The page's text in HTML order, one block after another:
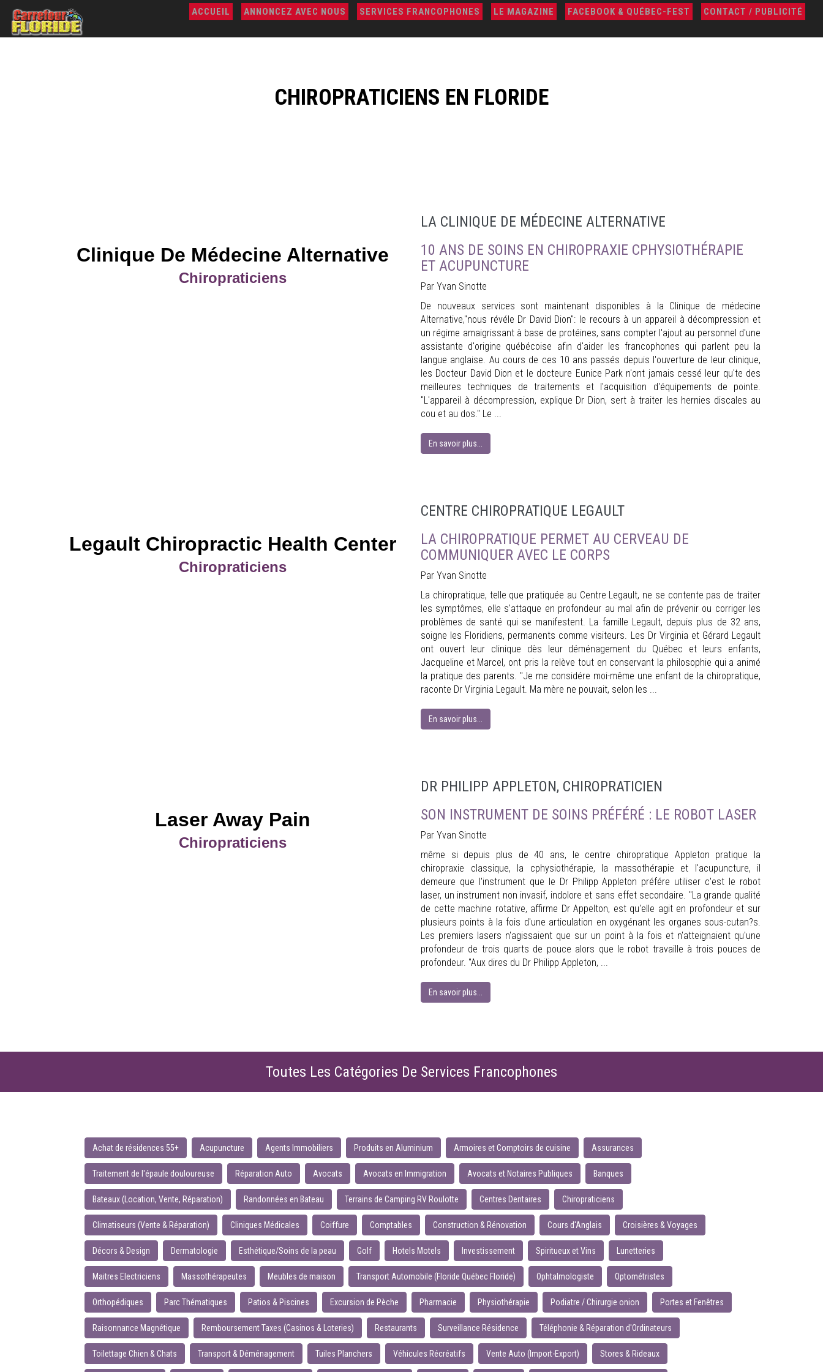
ACCUEIL ANNONCEZ AVEC NOUS SERVICES FRANCOPHONES LE MAGAZINE FACEBOOK & QUÉBEC-FEST CONTACT / PUBLICITÉ
CHIROPRATICIENS EN FLORIDE
Clinique De Médecine Alternative
Chiropraticiens
LA CLINIQUE DE MÉDECINE ALTERNATIVE
10 ANS DE SOINS EN CHIROPRAXIE CPHYSIOTHÉRAPIE
ET ACUPUNCTURE
Par Yvan Sinotte
De nouveaux services sont maintenant disponibles à la Clinique de médecine
Alternative,"nous révéle Dr David Dion": le recours à un appareil à décompression et
un régime amaigrissant à base de protéines, sans compter l'ajout au personnel d'une
assistante d'origine québécoise afin d'aider les francophones qui parlent peu la
langue anglaise. Au cours de ces 10 ans passés depuis l'ouverture de leur clinique,
les Docteur David Dion et le docteure Eunice Park n'ont jamais cessé leur qu'te des
meilleures techniques de traitements et l'acquisition d'équipements de pointe.
"L'appareil à décompression, explique Dr Dion, sert à traiter les hernies discales au
cou et au dos." Le ...
En savoir plus...
Legault Chiropractic Health Center
Chiropraticiens
CENTRE CHIROPRATIQUE LEGAULT
LA CHIROPRATIQUE PERMET AU CERVEAU DE
COMMUNIQUER AVEC LE CORPS
Par Yvan Sinotte
La chiropratique, telle que pratiquée au Centre Legault, ne se contente pas de traiter
les symptômes, elle s'attaque en profondeur au mal afin de prévenir ou corriger les
problèmes de santé qui se manifestent. La famille Legault, depuis plus de 32 ans,
soigne les Floridiens, permanents comme visiteurs. Les Dr Virginia et Gérard Legault
ont ouvert leur clinique dès leur déménagement du Québec et leurs enfants,
Jacqueline et Marcel, ont pris la relève tout en conservant la philosophie qui a animé
la pratique des parents. "Je me considére moi-même une enfant de la chiropratique,
raconte Dr Virginia Legault. Ma mère ne pouvait, selon les ...
En savoir plus...
Laser Away Pain
Chiropraticiens
DR PHILIPP APPLETON, CHIROPRATICIEN
SON INSTRUMENT DE SOINS PRÉFÉRÉ : LE ROBOT LASER
Par Yvan Sinotte
même si depuis plus de 40 ans, le centre chiropratique Appleton pratique la
chiropraxie classique, la cphysiothérapie, la massothérapie et l'acupuncture, il
demeure que l'instrument que le Dr Philipp Appleton préfére utiliser c'est le robot
laser, un instrument non invasif, indolore et sans effet secondaire. "La grande qualité
de cette machine rotative, affirme Dr Appelton, est qu'elle agit en profondeur et sur
plusieurs points à la fois d'une articulation en oxygénant les organes sous-cutan?s.
Les premiers lasers n'agissaient que sur un point à la fois et n'atteignaient qu'une
profondeur de trois quarts de pouce alors que le robot travaille à trois pouces de
profondeur. "Aux dires du Dr Philipp Appleton, ...
En savoir plus...
Toutes Les Catégories De Services Francophones
Achat de résidences 55+ Acupuncture Agents Immobiliers Produits en Aluminium Armoires et Comptoirs de cuisine Assurances
Traitement de l'épaule douloureuse Réparation Auto Avocats Avocats en Immigration Avocats et Notaires Publiques Banques
Bateaux (Location, Vente, Réparation) Randonnées en Bateau Terrains de Camping RV Roulotte Centres Dentaires Chiropraticiens
Climatiseurs (Vente & Réparation) Cliniques Médicales Coiffure Comptables Construction & Rénovation Cours d'Anglais Croisières & Voyages
Décors & Design Dermatologie Esthétique/Soins de la peau Golf Hotels Motels Investissement Spiritueux et Vins Lunetteries
Maitres Electriciens Massothérapeutes Meubles de maison Transport Automobile (Floride Québec Floride) Ophtalmologiste Optométristes
Orthopédiques Parc Thématiques Patios & Piscines Excursion de Pèche Pharmacie Physiothérapie Podiatre / Chirurgie onion Portes et Fenêtres
Raisonnance Magnétique Remboursement Taxes (Casinos & Loteries) Restaurants Surveillance Résidence Téléphonie & Réparation d'Ordinateurs
Toilettage Chien & Chats Transport & Déménagement Tuiles Planchers Véhicules Récréatifs Vente Auto (Import-Export) Stores & Rideaux